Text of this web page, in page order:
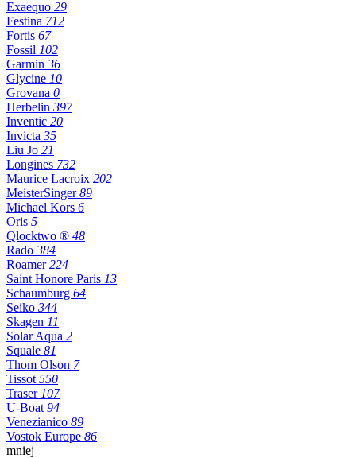
Exaequo 29
Festina 712
Fortis 67
Fossil 102
Garmin 36
Glycine 10
Grovana 0
Herbelin 397
Inventic 20
Invicta 35
Liu Jo 21
Longines 732
Maurice Lacroix 202
MeisterSinger89
Michael Kors 6
Oris 5
Qlocktwo ® 48
Rado 384
Roamer224
Saint Honore Paris 13
Schaumburg 64
Seiko 344
Skagen 11
Solar Aqua 2
Squale 81
Thom Olson 7
Tissot 550
Traser 107
U-Boat 94
Venezianico 89
Vostok Europe 86
mniej